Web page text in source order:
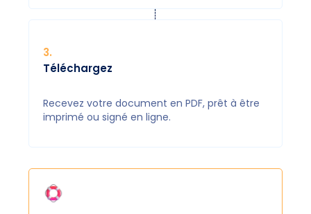
3.
Téléchargez
Recevez votre document en PDF, prêt à être
imprimé ou signé en ligne.